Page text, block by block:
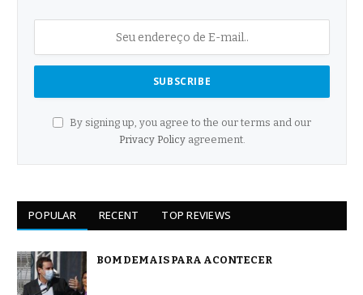
By signing up, you agree to the our terms and our
Privacy Policyagreement.
POPULAR RECENT TOP REVIEWS
BOM DEMAIS PARA ACONTECER